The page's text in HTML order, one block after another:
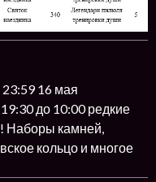
23:59 16 мая
до 10:00 редкие
Наборы камней,
кольцо и многое